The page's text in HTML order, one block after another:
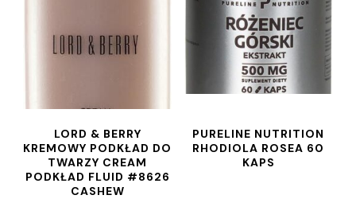
LORD & BERRY
KREMOWY PODKŁAD DO
TWARZY CREAM
PODKŁAD FLUID #8626
CASHEW
PURELINE NUTRITION
RHODIOLA ROSEA 60
KAPS